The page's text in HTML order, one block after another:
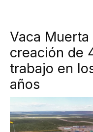
Vaca
creación de
trabajo en
años